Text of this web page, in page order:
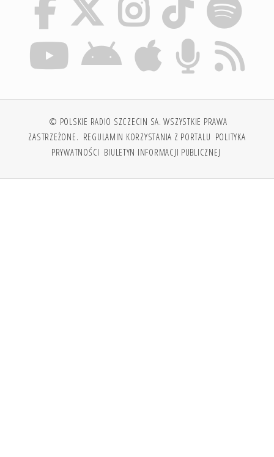
© POLSKIE RADIO SZCZECIN SA. WSZYSTKIE PRAWA
ZASTRZEŻONE. REGULAMIN KORZYSTANIA Z PORTALU POLITYKA
PRYWATNOŚCI BIULETYN INFORMACJI PUBLICZNEJ